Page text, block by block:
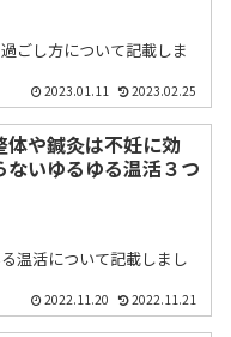
ごし方について記載しま
2023.01.11 2023.02.25
体や鍼灸は不妊に効
ないゆるゆる温活３つ
温活について記載しまし
2022.11.20 2022.11.21